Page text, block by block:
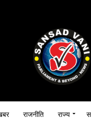
राजनीति राज्य